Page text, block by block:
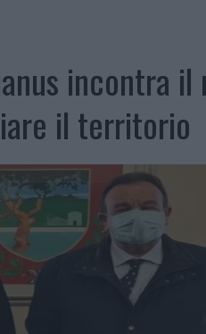
GRANDE PARTECIPAZIONE PER IL SUO
incontra
il territorio